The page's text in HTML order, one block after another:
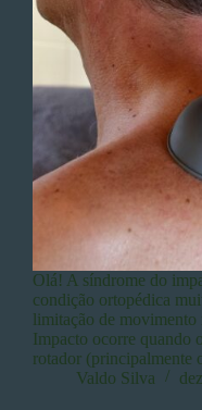
Olá! A síndrome do
condição ortopédica
limitação de
Impacto ocorre quando
rotador (principalmente
Valdo Silva